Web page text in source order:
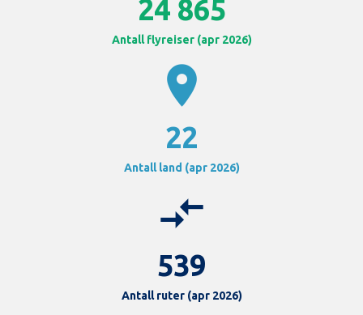
24 865
Antall flyreiser (apr 2026)
location_on
22
Antall land (apr 2026)
compare_arrows
539
Antall ruter (apr 2026)